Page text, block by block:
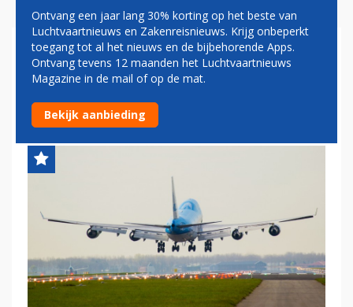
VS WAARSCHUWT TOERISTEN
DIE NAAR NEDERLAND
KOMEN
Ontvang een jaar lang 30% korting op het beste van
Luchtvaartnieuws en Zakenreisnieuws. Krijg onbeperkt
toegang tot al het nieuws en de bijbehorende Apps.
Ontvang tevens 12 maanden het Luchtvaartnieuws
Magazine in de mail of op de mat.
Bekijk aanbieding